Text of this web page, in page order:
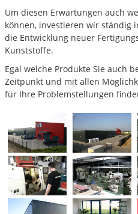
Um diesen Erwartungen auch
können, investieren wir ständig
die Entwicklung neuer
Kunststoffe.
Egal welche Produkte Sie auch
Zeitpunkt und mit allen
für Ihre Problemstellungen